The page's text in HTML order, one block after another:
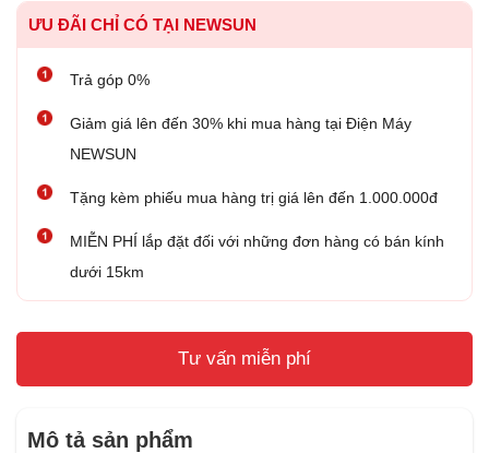
ƯU ĐÃI CHỈ CÓ TẠI NEWSUN
Trả góp 0%
Giảm giá lên đến 30% khi mua hàng tại Điện Máy
NEWSUN
Tặng kèm phiếu mua hàng trị giá lên đến 1.000.000đ
MIỄN PHÍ lắp đặt đối với những đơn hàng có bán kính
dưới 15km
Tư vấn miễn phí
Mô tả sản phẩm